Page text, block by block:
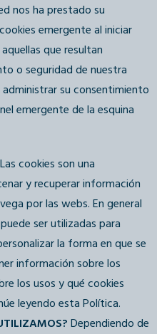
nos ha prestado su
emergente al iniciar
que resultan
o seguridad de nuestra
su consentimiento
emergente de la esquina
Las cookies son una
y recuperar información
por las webs. En general
ser utilizadas para
la forma en que se
información sobre los
los usos y qué cookies
leyendo esta Política.
Dependiendo de